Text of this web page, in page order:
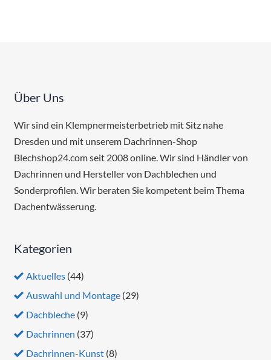
Über Uns
Wir sind ein Klempnermeisterbetrieb mit Sitz nahe
Dresden und mit unserem Dachrinnen-Shop
Blechshop24.com seit 2008 online. Wir sind Händler von
Dachrinnen und Hersteller von Dachblechen und
Sonderprofilen. Wir beraten Sie kompetent beim Thema
Dachentwässerung.
Kategorien
Aktuelles (44)
Auswahl und Montage (29)
Dachbleche (9)
Dachrinnen (37)
Dachrinnen-Kunst (8)